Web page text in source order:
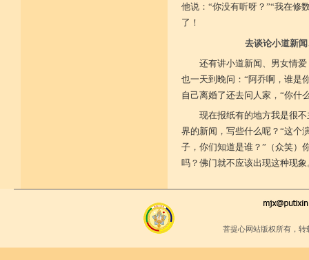
他说：“你没有听呀？”“我在修
了！
去谈论小道新
还有讲小道新闻、男女情
也一天到晚问：“阿乔啊，谁是
自己离婚了还去问人家，“你什
现在报纸有的地方我是很
界的新闻，写些什么呢？“这个
子，你们知道是谁？”（众笑）
吗？佛门就不应该出现这种现象
菩提心网站版权所有，